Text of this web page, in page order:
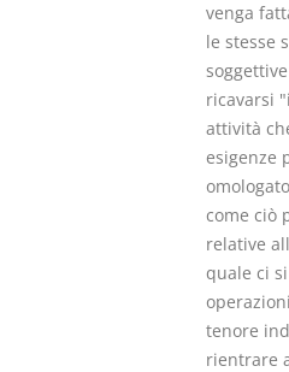
venga
le stesse
ricavarsi
attività
esigenze
come ciò
relative
quale ci
tenore
rientrare